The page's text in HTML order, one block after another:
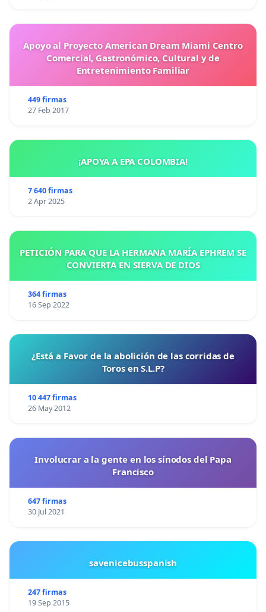
Apoyo al Proyecto American Dream Miami Centro
Comercial, Gastronómico, Cultural y de
Entretenimiento Familiar
449 firmas
27 Feb 2017
¡APOYA A EPA COLOMBIA!
7 640 firmas
2 Apr 2025
PETICIÓN PARA QUE LA HERMANA MARÍA EPHREM SE
CONVIERTA EN SIERVA DE DIOS
364 firmas
16 Sep 2022
¿Está a Favor de la abolición de las corridas de
Toros en S.L.P?
10 447 firmas
26 May 2012
Involucrar a la gente en los sínodos del Papa
Francisco
647 firmas
30 Jul 2021
savenicebusspanish
247 firmas
19 Sep 2015